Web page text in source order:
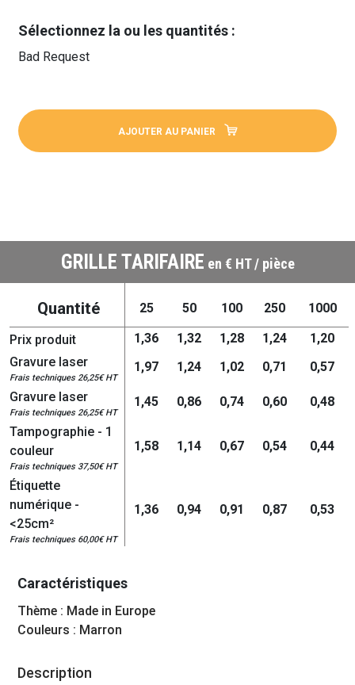
Sélectionnez la ou les quantités :
Bad Request
AJOUTER AU PANIER
GRILLE TARIFAIRE en € HT / pièce
Quantité 25 50 100 250 1000
Prix produit 1,36 1,32 1,28 1,24
1,20
Gravure laser
Frais techniques 26,25€ HT
1,97 1,24 1,02 0,71
0,57
Gravure laser
Frais techniques 26,25€ HT
1,45 0,86 0,74 0,60
0,48
Tampographie - 1
couleur
Frais techniques 37,50€ HT
1,58 1,14 0,67 0,54 0,44
Étiquette
numérique -
<25cm²
Frais techniques 60,00€ HT
1,36 0,94 0,91 0,87 0,53
Caractéristiques
Thème : Made in Europe
Couleurs : Marron
Description